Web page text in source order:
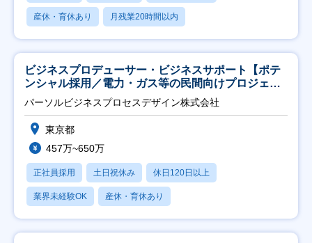
産休・育休あり 月残業20時間以内
ビジネスプロデューサー・ビジネスサポート【ポテ
ンシャル採用／電力・ガス等の民間向けプロジェク
ト推進】
パーソルビジネスプロセスデザイン株式会社
東京都
457万~650万
正社員採用 土日祝休み 休日120日以上
業界未経験OK 産休・育休あり